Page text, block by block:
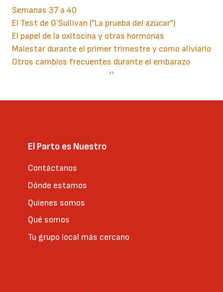
Semanas 37 a 40
El Test de O´Sullivan ("La prueba del azúcar")
El papel de la oxitocina y otras hormonas
Malestar durante el primer trimestre y como aliviarlo
Otros cambios frecuentes durante el embarazo
Siguiente
››
El Parto es Nuestro
Contáctanos
Dónde estamos
Quienes somos
Qué somos
Tu grupo local más cercano